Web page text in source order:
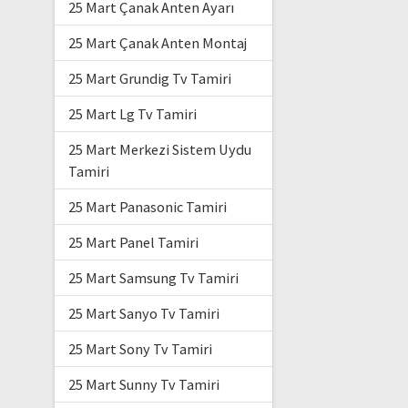
25 Mart Çanak Anten Ayarı
25 Mart Çanak Anten Montaj
25 Mart Grundig Tv Tamiri
25 Mart Lg Tv Tamiri
25 Mart Merkezi Sistem Uydu
Tamiri
25 Mart Panasonic Tamiri
25 Mart Panel Tamiri
25 Mart Samsung Tv Tamiri
25 Mart Sanyo Tv Tamiri
25 Mart Sony Tv Tamiri
25 Mart Sunny Tv Tamiri